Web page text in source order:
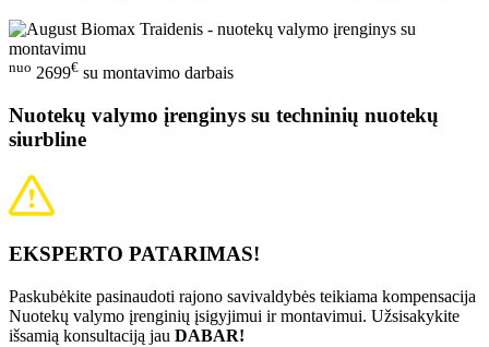
nuo 2699€ su montavimo darbais
Nuotekų valymo įrenginys su techninių nuotekų
siurbline
EKSPERTO PATARIMAS!
Paskubėkite pasinaudoti rajono savivaldybės teikiama kompensacija
Nuotekų valymo įrenginių įsigyjimui ir montavimui. Užsisakykite
išsamią konsultaciją jau DABAR!